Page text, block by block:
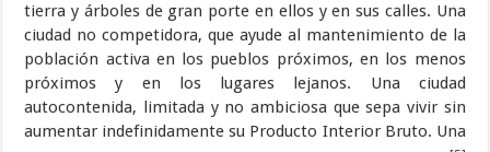
tierra y árboles de gran porte en ellos y en sus calles. Una
ciudad no competidora, que ayude al mantenimiento de la
población activa en los pueblos próximos, en los menos
próximos y en los lugares lejanos. Una ciudad
autocontenida, limitada y no ambiciosa que sepa vivir sin
aumentar indefinidamente su Producto Interior Bruto. Una